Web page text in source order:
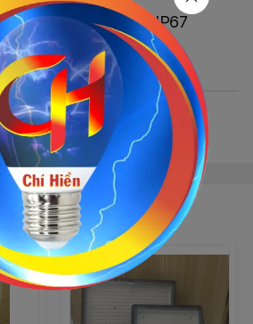
Bàn Chải 300W IP67
vụ khác